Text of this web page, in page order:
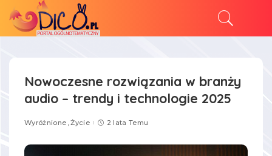
Nowoczesne rozwiązania w branży
audio – trendy i technologie 2025
Wyróżnione Życie 2 lata Temu